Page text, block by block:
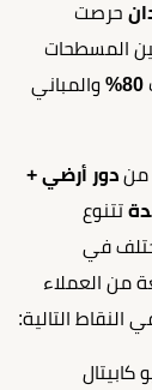
حرصت
المسطحات
80%
والمباني
من دور أرضي +
تتنوع
في
من العملاء
التالية:
كابيتال